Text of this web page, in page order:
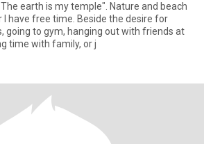
is my temple". Nature and beach
Beside the desire for
going to gym, hanging out with friends at
time with family, or j